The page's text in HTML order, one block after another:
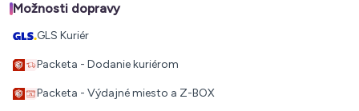
Možnosti dopravy
GLS Kuriér
Packeta - Dodanie kuriérom
Packeta - Výdajné miesto a Z-BOX